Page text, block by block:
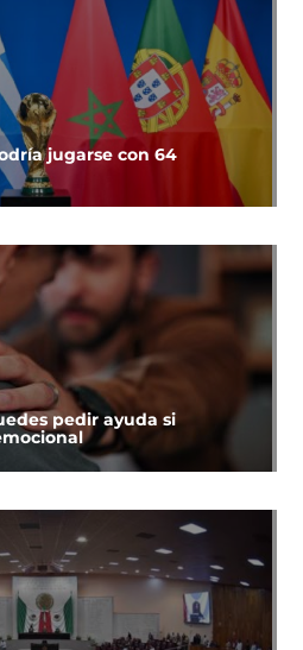
jugarse con 64
pedir ayuda si